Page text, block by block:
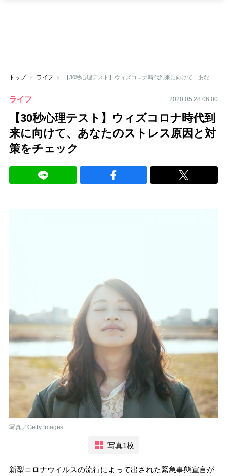
トップ ライフ
ライフ 2020.05.28 06:00
【30秒心理テスト】ウィズコロナ時代到
来に向けて、あなたのストレス原因と対
策をチェック
写真／Getty Images
写真1枚
新型コロナウイルスの流行によって出された緊急事態宣言が